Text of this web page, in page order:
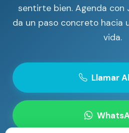
sentirte bien. Agenda con
da un paso concreto hacia
vida.
Llamar